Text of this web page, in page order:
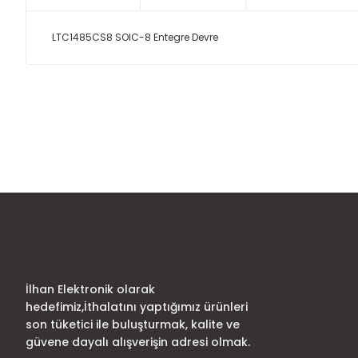
LTC1485CS8 SOIC-8 Entegre Devre
Ürün bilgilerinde hatalar bulunuyor.
İlhan Elektronik olarak
hedefimiz,İthalatını yaptığımız ürünleri
son tüketici ile buluşturmak, kalite ve
güvene dayalı alışverişin adresi olmak.